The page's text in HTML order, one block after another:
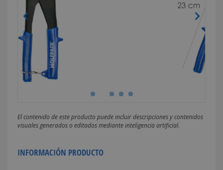
El contenido de este producto puede incluir descripciones y contenidos
visuales generados o editados mediante inteligencia artificial.
INFORMACIÓN PRODUCTO